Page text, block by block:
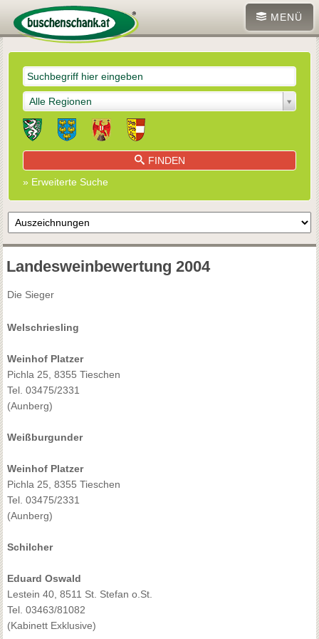
MENÜ
Alle Regionen
FINDEN
» Erweiterte Suche
Landesweinbewertung 2004
Die Sieger
Welschriesling
Weinhof Platzer
Pichla 25, 8355 Tieschen
Tel. 03475/2331
(Aunberg)
Weißburgunder
Weinhof Platzer
Pichla 25, 8355 Tieschen
Tel. 03475/2331
(Aunberg)
Schilcher
Eduard Oswald
Lestein 40, 8511 St. Stefan o.St.
Tel. 03463/81082
(Kabinett Exklusive)